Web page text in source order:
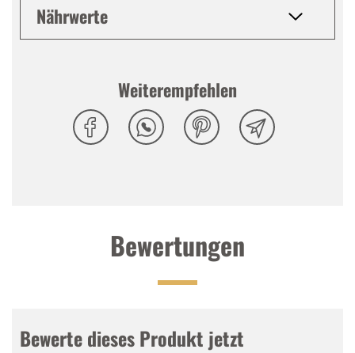
Zentralschweiz von Hand aus Schweizer
Kastanienholz gefertigt.
Harmonische Apfelnoten, geröstetes
Kastanienholzfass
Nährwerte
Weiterempfehlen
Bewertungen
Bewerte dieses Produkt jetzt